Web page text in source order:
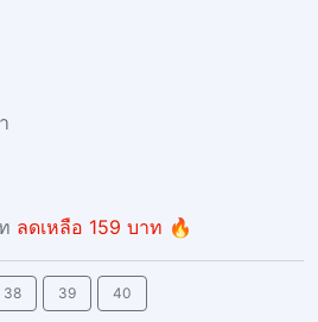
ลดเหลือ 159 บาท 🔥
38 39 40